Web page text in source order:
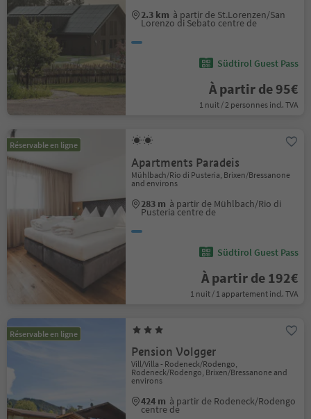
2.3 km à partir de St.Lorenzen/San
Lorenzo di Sebato centre de
Südtirol Guest Pass
À partir de 95€
1 nuit / 2 personnes incl. TVA
Réservable en ligne
Apartments Paradeis
Mühlbach/Rio di Pusteria, Brixen/Bressanone
and environs
283 m à partir de Mühlbach/Rio di
Pusteria centre de
Südtirol Guest Pass
À partir de 192€
1 nuit / 1 appartement incl. TVA
Réservable en ligne
Pension Volgger
Vill/Villa - Rodeneck/Rodengo,
Rodeneck/Rodengo, Brixen/Bressanone and
environs
424 m à partir de Rodeneck/Rodengo
centre de